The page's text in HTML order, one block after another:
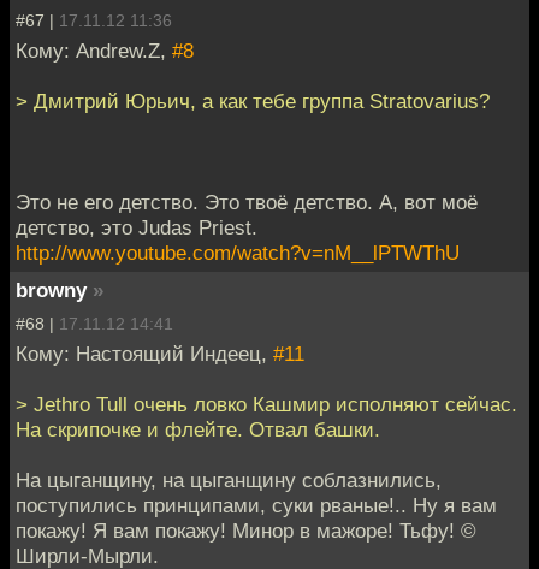
#67 | 17.11.12 11:36
Кому: Andrew.Z, #8
> Дмитрий Юрьич, а как тебе группа Stratovarius?
Это не его детство. Это твоё детство. А, вот моё
детство, это Judas Priest.
http://www.youtube.com/watch?v=nM__lPTWThU
browny »
#68 | 17.11.12 14:41
Кому: Настоящий Индеец, #11
> Jethro Tull очень ловко Кашмир исполняют сейчас.
На скрипочке и флейте. Отвал башки.
На цыганщину, на цыганщину соблазнились,
поступились принципами, суки рваные!.. Ну я вам
покажу! Я вам покажу! Минор в мажоре! Тьфу! ©
Ширли-Мырли.